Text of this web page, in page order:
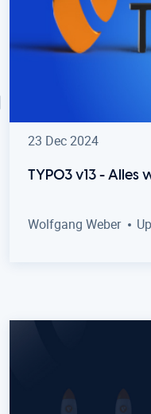
23 Dec 2024
TYPO3 v13 - Alles
Wolfgang Weber